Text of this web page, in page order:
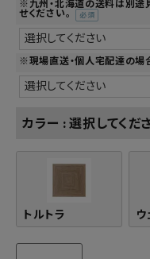
※九州・北海道の送料は別途
せください。
(必
須)
※現場直送・個人宅配達の場
カラー 選択してくだ
トルトラ ウ